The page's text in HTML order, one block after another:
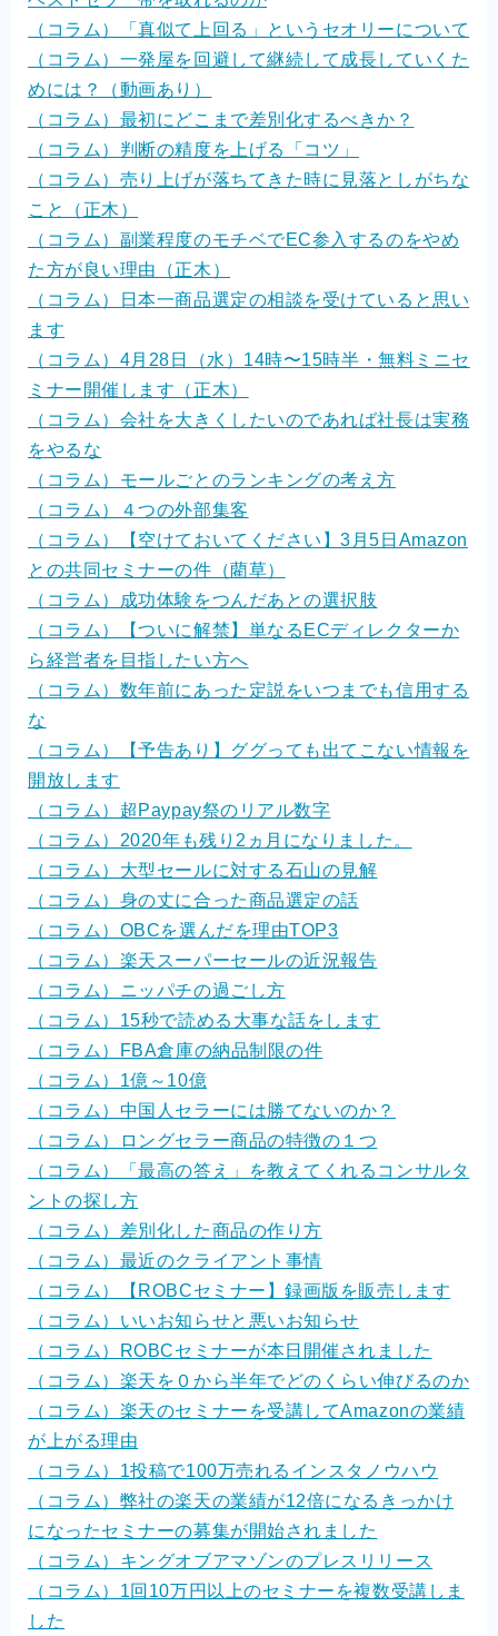
（コラム）「真似て上回る」というセオリーについて
（コラム）一発屋を回避して継続して成長していくた
めには？（動画あり）
（コラム）最初にどこまで差別化するべきか？
（コラム）判断の精度を上げる「コツ」
（コラム）売り上げが落ちてきた時に見落としがちな
こと（正木）
（コラム）副業程度のモチベでEC参入するのをやめ
た方が良い理由（正木）
（コラム）日本一商品選定の相談を受けていると思い
ます
（コラム）4月28日（水）14時〜15時半・無料ミニセ
ミナー開催します（正木）
（コラム）会社を大きくしたいのであれば社長は実務
をやるな
（コラム）モールごとのランキングの考え方
（コラム）４つの外部集客
（コラム）【空けておいてください】3月5日Amazon
との共同セミナーの件（藺草）
（コラム）成功体験をつんだあとの選択肢
（コラム）【ついに解禁】単なるECディレクターか
ら経営者を目指したい方へ
（コラム）数年前にあった定説をいつまでも信用する
な
（コラム）【予告あり】ググっても出てこない情報を
開放します
（コラム）超Paypay祭のリアル数字
（コラム）2020年も残り2ヵ月になりました。
（コラム）大型セールに対する石山の見解
（コラム）身の丈に合った商品選定の話
（コラム）OBCを選んだを理由TOP3
（コラム）楽天スーパーセールの近況報告
（コラム）ニッパチの過ごし方
（コラム）15秒で読める大事な話をします
（コラム）FBA倉庫の納品制限の件
（コラム）1億～10億
（コラム）中国人セラーには勝てないのか？
（コラム）ロングセラー商品の特徴の１つ
（コラム）「最高の答え」を教えてくれるコンサルタ
ントの探し方
（コラム）差別化した商品の作り方
（コラム）最近のクライアント事情
（コラム）【ROBCセミナー】録画版を販売します
（コラム）いいお知らせと悪いお知らせ
（コラム）ROBCセミナーが本日開催されました
（コラム）楽天を０から半年でどのくらい伸びるのか
（コラム）楽天のセミナーを受講してAmazonの業績
が上がる理由
（コラム）1投稿で100万売れるインスタノウハウ
（コラム）弊社の楽天の業績が12倍になるきっかけ
になったセミナーの募集が開始されました
（コラム）キングオブアマゾンのプレスリリース
（コラム）1回10万円以上のセミナーを複数受講しま
した